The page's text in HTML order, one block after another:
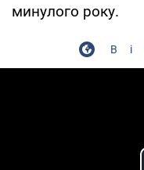
минулого року.